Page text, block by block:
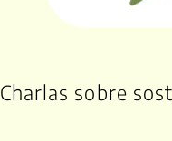
Charlas sobre